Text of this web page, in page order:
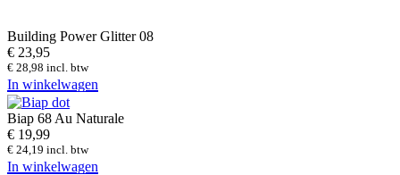
Building Power Glitter 08
€ 23,95
€ 28,98 incl. btw
In winkelwagen
Biap 68 Au Naturale
€ 19,99
€ 24,19 incl. btw
In winkelwagen